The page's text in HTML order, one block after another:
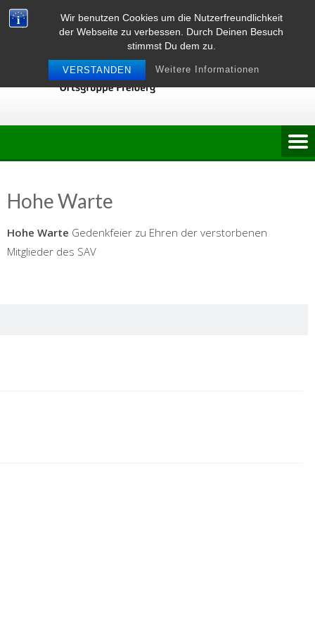
Wir benutzen Cookies um die Nutzerfreundlichkeit
der Webseite zu verbessen. Durch Deinen Besuch
stimmst Du dem zu.
VERSTANDEN Weitere Informationen
Skip
to
Hohe Warte
Hohe Warte Gedenkfeier zu Ehren der verstorbenen
Mitglieder des SAV